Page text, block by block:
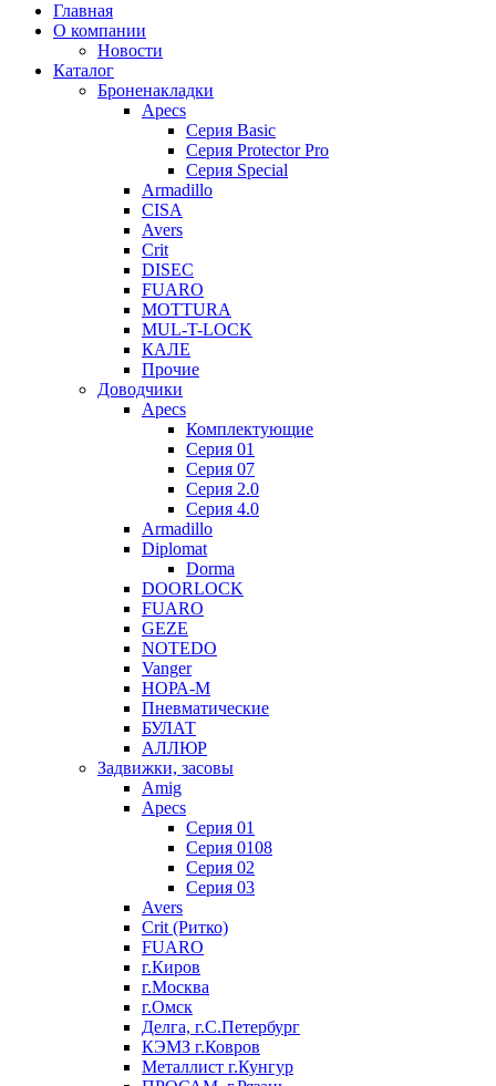
Главная
О компании
Новости
Каталог
Броненакладки
Apecs
Серия Basic
Серия Protector Pro
Серия Special
Armadillo
CISA
Avers
Crit
DISEC
FUARO
MOTTURA
MUL-T-LOCK
КАЛЕ
Прочие
Доводчики
Apecs
Комплектующие
Серия 01
Серия 07
Серия 2.0
Серия 4.0
Armadillo
Diplomat
Dorma
DOORLOCK
FUARO
GEZE
NOTEDO
Vanger
НОРА-М
Пневматические
БУЛАТ
АЛЛЮР
Задвижки, засовы
Amig
Apecs
Серия 01
Серия 0108
Серия 02
Серия 03
Avers
Crit (Ритко)
FUARO
г.Киров
г.Москва
г.Омск
Делга, г.С.Петербург
КЭМЗ г.Ковров
Металлист г.Кунгур